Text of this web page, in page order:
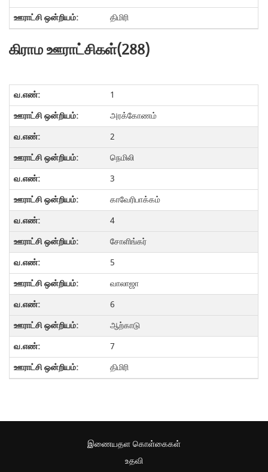
திமிரி
கிராம ஊராட்சிகள்(288)
1
அரக்கோணம்
2
நெமிலி
3
காவேரிபாக்கம்
4
சோளிங்கர்
5
வாலாஜா
6
ஆற்காடு
7
திமிரி
இணையதள கொள்கைகள்
உதவி